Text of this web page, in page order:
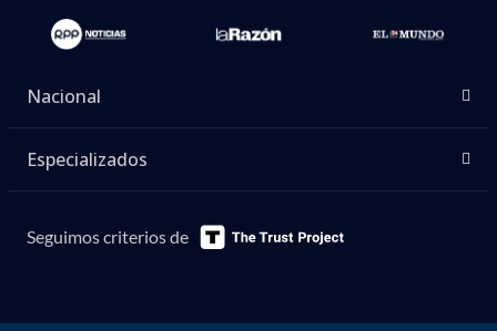
Nacional
Especializados
Seguimos criterios de